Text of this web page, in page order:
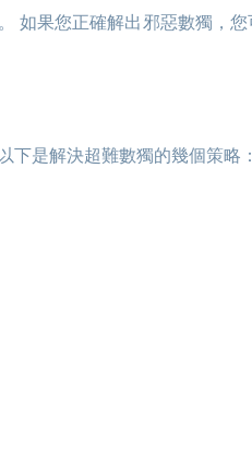
下是解決超難數獨的幾個策略：